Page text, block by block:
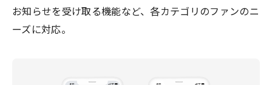
お知らせを受け取る機能など、各カテゴリのファンのニ
ーズに対応。